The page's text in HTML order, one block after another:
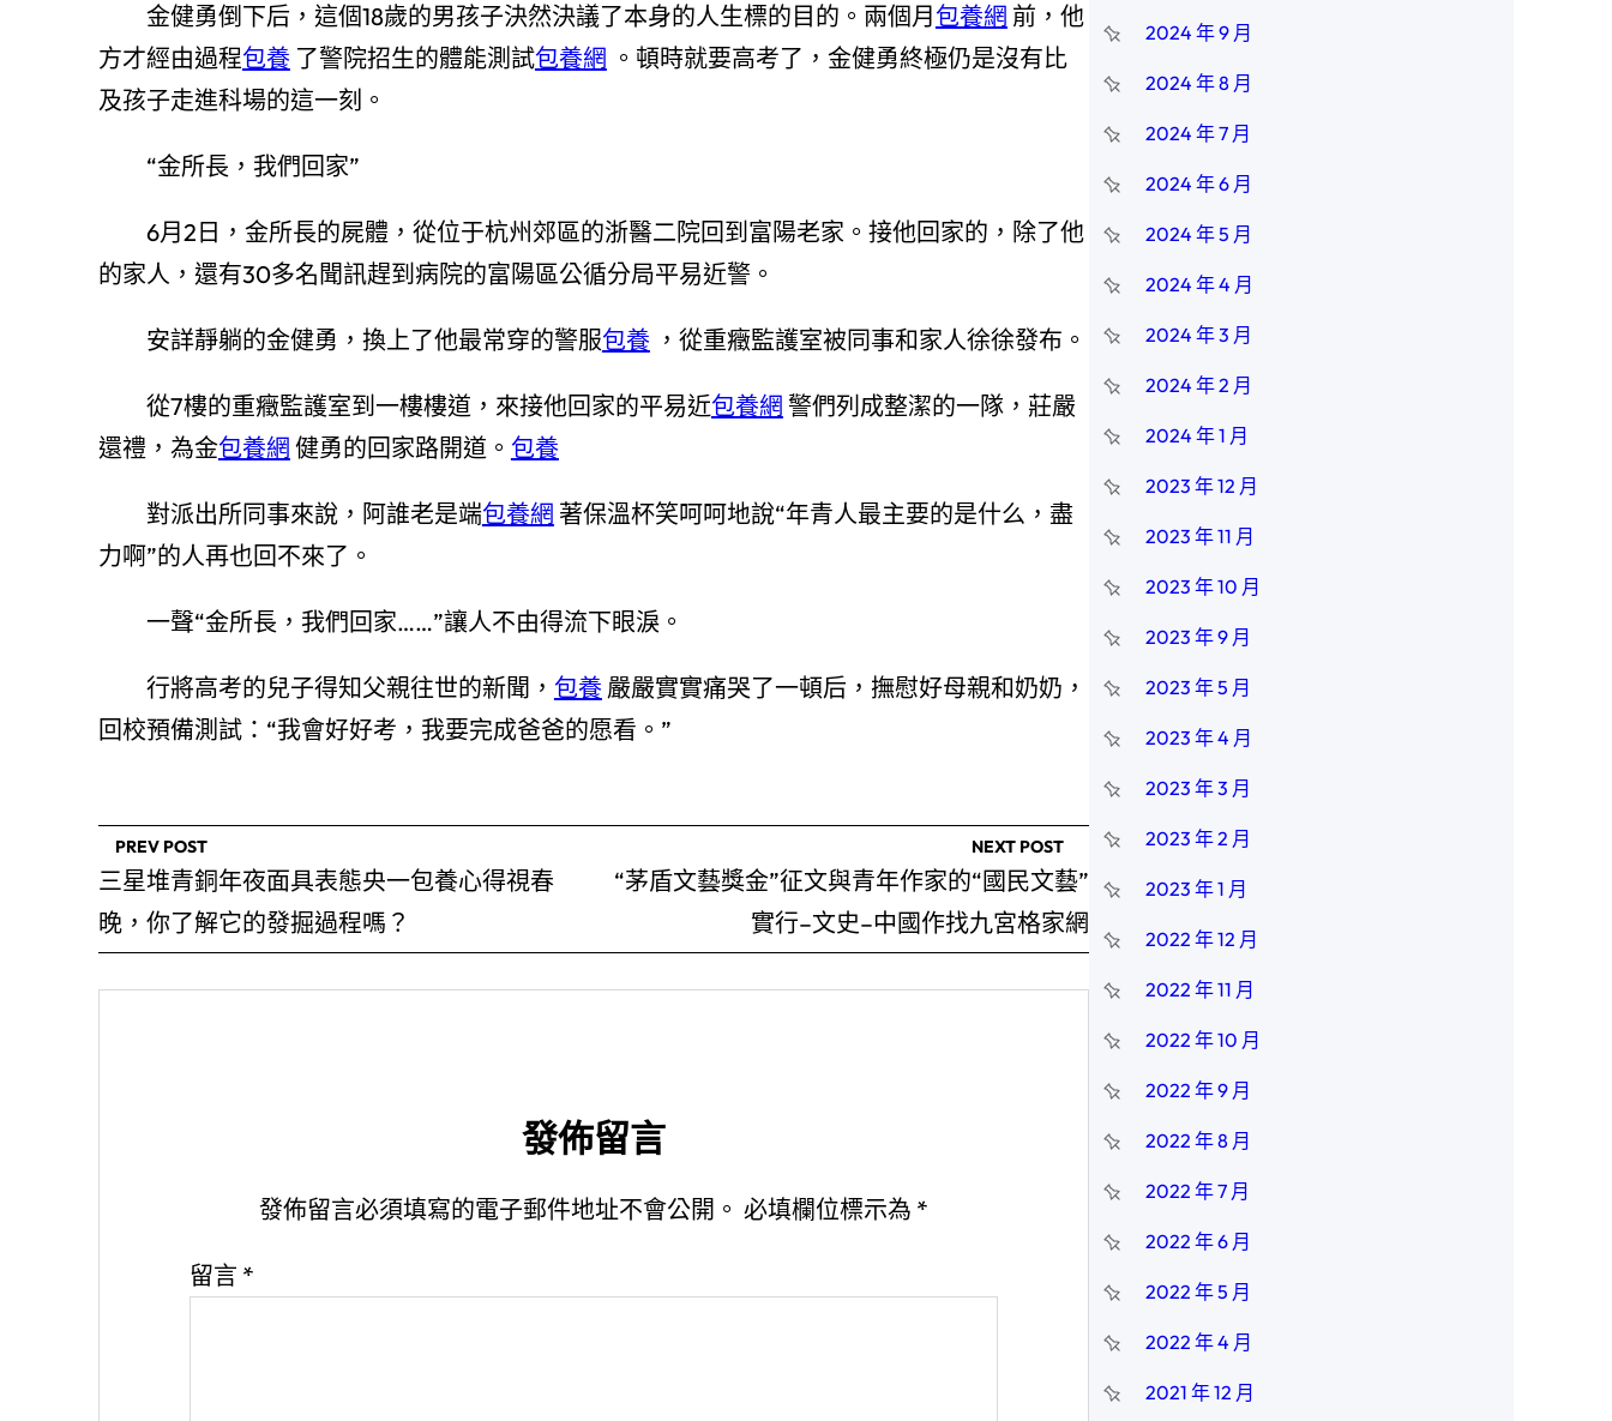
金健勇倒下后，這個18歲的男孩子決然決議了本身的人生標的目的。兩個月包養網 前，他
方才經由過程包養了警院招生的體能測試包養網 。頓時就要高考了，金健勇終極仍是沒有比
及孩子走進科場的這一刻。
“金所長，我們回家”
6月2日，金所長的屍體，從位于杭州郊區的浙醫二院回到富陽老家。接他回家的，除了他
的家人，還有30多名聞訊趕到病院的富陽區公循分局平易近警。
安詳靜躺的金健勇，換上了他最常穿的警服包養，從重癥監護室被同事和家人徐徐發布。
從7樓的重癥監護室到一樓樓道，來接他回家的平易近包養網 警們列成整潔的一隊，莊嚴
還禮，為金包養網 健勇的回家路開道。 包養
對派出所同事來說，阿誰老是端包養網 著保溫杯笑呵呵地說“年青人最主要的是什么，盡
力啊”的人再也回不來了。
一聲“金所長，我們回家……”讓人不由得流下眼淚。
行將高考的兒子得知父親往世的新聞， 包養嚴嚴實實痛哭了一頓后，撫慰好母親和奶奶，
回校預備測試：“我會好好考，我要完成爸爸的愿看。”
PREV POST
三星堆青銅年夜面具表態央一包養心得視春
晚，你了解它的發掘過程嗎？
NEXT POST
“茅盾文藝獎金”征文與青年作家的“國民文藝”
實行–文史–中國作找九宮格家網
發佈留言
發佈留言必須填寫的電子郵件地址不會公開。 必填欄位標示為 *
留言 *
2024 年 9 月
2024 年 8 月
2024 年 7 月
2024 年 6 月
2024 年 5 月
2024 年 4 月
2024 年 3 月
2024 年 2 月
2024 年 1 月
2023 年 12 月
2023 年 11 月
2023 年 10 月
2023 年 9 月
2023 年 5 月
2023 年 4 月
2023 年 3 月
2023 年 2 月
2023 年 1 月
2022 年 12 月
2022 年 11 月
2022 年 10 月
2022 年 9 月
2022 年 8 月
2022 年 7 月
2022 年 6 月
2022 年 5 月
2022 年 4 月
2021 年 12 月